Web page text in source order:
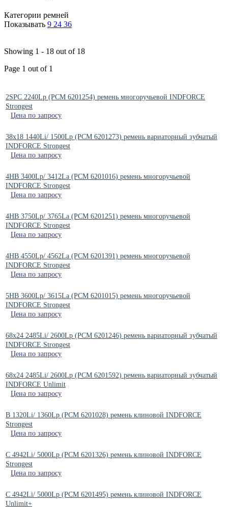
Категории ремней
Показывать 9 24 36
Showing 1 - 18 out of 18
Page 1 out of 1
2SPC 2240Lp (РСМ 6201254) ремень многоручьевой INDFORCE
Strongest
Цена по запросу
38x18 1440Li/ 1500Lp (PCM 6201273) ремень вариаторный зубчатый
INDFORCE Strongest
Цена по запросу
4HB 3400Lp/ 3412La (PCM 6201016) ремень многоручьевой
INDFORCE Strongest
Цена по запросу
4HB 3750Lp/ 3765La (PCM 6201251) ремень многоручьевой
INDFORCE Strongest
Цена по запросу
4HB 4550Lp/ 4562La (PCM 6201391) ремень многоручьевой
INDFORCE Strongest
Цена по запросу
5HB 3600Lp/ 3615La (PCM 6201015) ремень многоручьевой
INDFORCE Strongest
Цена по запросу
68x24 2485Li/ 2600Lp (PCM 6201246) ремень вариаторный зубчатый
INDFORCE Strongest
Цена по запросу
68x24 2485Li/ 2600Lp (PCM 6201592) ремень вариаторный зубчатый
INDFORCE Unlimit
Цена по запросу
B 1320Li/ 1360Lp (РСМ 6201028) ремень клиновой INDFORCE
Strongest
Цена по запросу
C 4942Li/ 5000Lp (РСМ 6201326) ремень клиновой INDFORCE
Strongest
Цена по запросу
C 4942Li/ 5000Lp (РСМ 6201495) ремень клиновой INDFORCE
Unlimit+